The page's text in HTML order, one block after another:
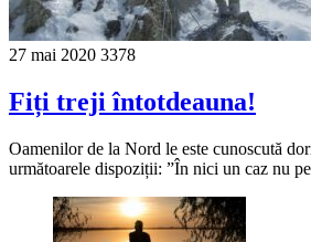
27 mai 2020 3378
Fiți treji întotdeauna!
Oamenilor de la Nord le este cunoscută
următoarele dispoziții: ”În nici un caz nu